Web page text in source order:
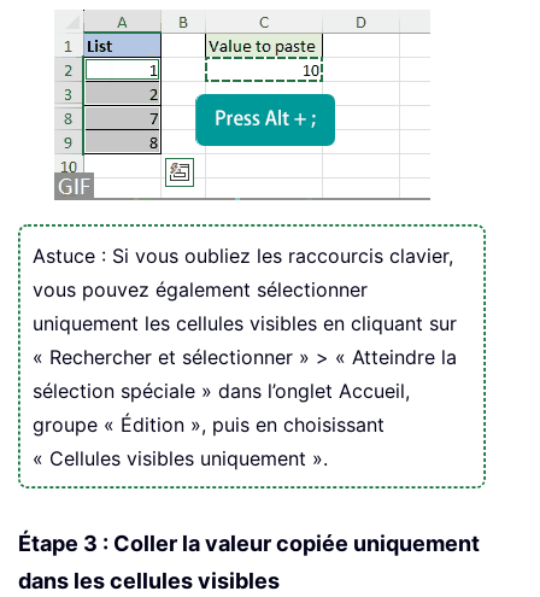
Astuce : Si vous oubliez les raccourcis clavier,
vous pouvez également sélectionner
uniquement les cellules visibles en cliquant sur
« Rechercher et sélectionner » > « Atteindre la
sélection spéciale » dans l’onglet Accueil,
groupe « Édition », puis en choisissant
« Cellules visibles uniquement ».
Étape 3 : Coller la valeur copiée uniquement
dans les cellules visibles